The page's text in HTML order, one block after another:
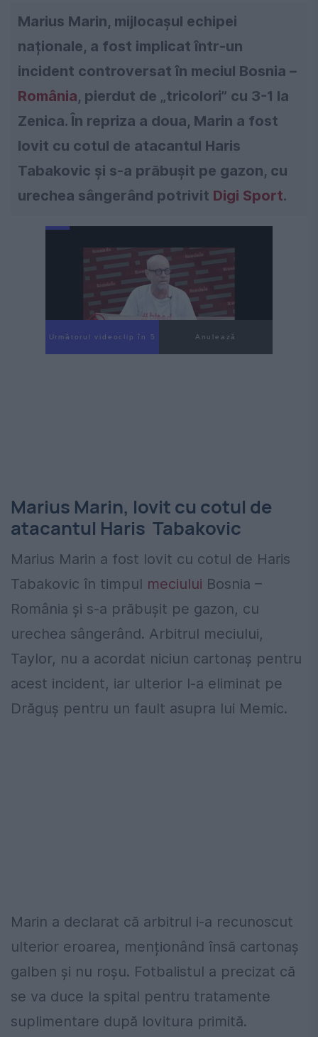
Marius Marin, mijlocașul echipei
naționale, a fost implicat într-un
incident controversat în meciul Bosnia –
România, pierdut de „tricolori” cu 3-1 la
Zenica. În repriza a doua, Marin a fost
lovit cu cotul de atacantul Haris
Tabakovic și s-a prăbușit pe gazon, cu
urechea sângerând potrivit Digi Sport.
Următorul videoclip în 4 Anulează
Marius Marin, lovit cu cotul de
atacantul Haris Tabakovic
Marius Marin a fost lovit cu cotul de Haris
Tabakovic în timpul meciului Bosnia –
România și s-a prăbușit pe gazon, cu
urechea sângerând. Arbitrul meciului,
Taylor, nu a acordat niciun cartonaș pentru
acest incident, iar ulterior l-a eliminat pe
Drăguș pentru un fault asupra lui Memic.
Marin a declarat că arbitrul i-a recunoscut
ulterior eroarea, menționând însă cartonaș
galben și nu roșu. Fotbalistul a precizat că
se va duce la spital pentru tratamente
suplimentare după lovitura primită.